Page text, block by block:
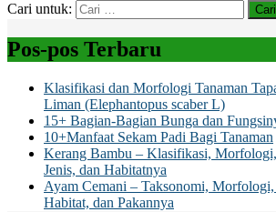
Cari untuk:
Pos-pos Terbaru
Klasifikasi dan Morfologi Tanaman
Liman (Elephantopus scaber L)
15+ Bagian-Bagian Bunga dan
10+Manfaat Sekam Padi Bagi Tanaman
Kerang Bambu – Klasifikasi, Morfologi,
Jenis, dan Habitatnya
Ayam Cemani – Taksonomi, Morfologi,
Habitat, dan Pakannya